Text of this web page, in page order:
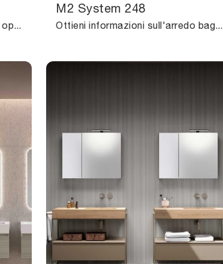
mobili bagno sospesi in laccato opaco del marchio Baxar: clicca e scopri l'arredo bagno moderno M2 System 249 per la stanza del benessere.
M2 System 248
Ottieni informazioni sull'arredo bagno moderno: mobili bagno a terra in laccato opaco come il modello M2 System 248 di Baxar ti attendono.